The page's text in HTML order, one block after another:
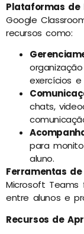
Plataformas de
Google
recursos como:
exercícios e
chats,
para
aluno.
Ferramentas
Microsoft
entre alunos e
Recursos de